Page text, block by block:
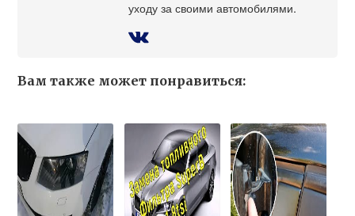
уходу за своими автомобилями.
Вам также может понравиться: